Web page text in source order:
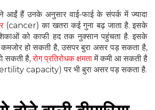
आईं हैं उनके अनुसार वाई-फाई के संपर्क में ज्यादा
(cancer) का खतरा कई गुना बढ़ जाता है. इसके
को काफी हद तक नुक्सान पहुंचता है. इसके
हो सकती है, उसपर बुरा असर पड़ सकता है,
सकती है,रोग प्रतिरोधक क्षमतामें कमी आ सकती है
capacity) पर भी बुरा असर पड़ सकता है.